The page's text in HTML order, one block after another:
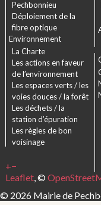
+−
Leaflet, ©
Pechbonnieu
Déploiement de la
fibre optique
Environnement
La Charte
Les actions en faveur
de l’environnement
Les espaces verts / les
voies douces / la forêt
Les déchets / la
station d’épuration
Les règles de bon
voisinage
© 2026 Mairie de